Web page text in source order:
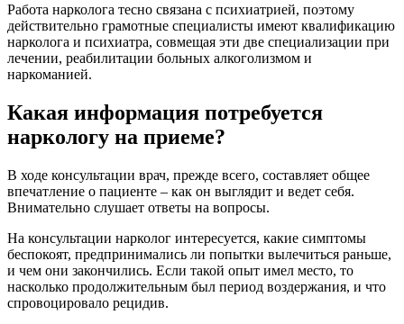
Работа нарколога тесно связана с психиатрией, поэтому
действительно грамотные специалисты имеют квалификацию
нарколога и психиатра, совмещая эти две специализации при
лечении, реабилитации больных алкоголизмом и
наркоманией.
Какая информация потребуется
наркологу на приеме?
В ходе консультации врач, прежде всего, составляет общее
впечатление о пациенте – как он выглядит и ведет себя.
Внимательно слушает ответы на вопросы.
На консультации нарколог интересуется, какие симптомы
беспокоят, предпринимались ли попытки вылечиться раньше,
и чем они закончились. Если такой опыт имел место, то
насколько продолжительным был период воздержания, и что
спровоцировало рецидив.